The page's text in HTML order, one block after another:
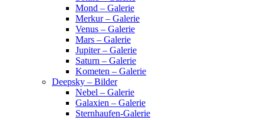
Mond – Galerie
Merkur – Galerie
Venus – Galerie
Mars – Galerie
Jupiter – Galerie
Saturn – Galerie
Kometen – Galerie
Deepsky – Bilder
Nebel – Galerie
Galaxien – Galerie
Sternhaufen-Galerie